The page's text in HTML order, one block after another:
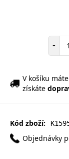
-
V košíku
získáte
Kód zboží:
Objednávky